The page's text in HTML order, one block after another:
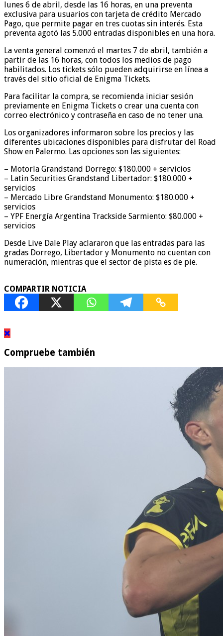
lunes 6 de abril, desde las 16 horas, en una preventa
exclusiva para usuarios con tarjeta de crédito Mercado
Pago, que permite pagar en tres cuotas sin interés. Esta
preventa agotó las 5.000 entradas disponibles en una hora.
La venta general comenzó el martes 7 de abril, también a
partir de las 16 horas, con todos los medios de pago
habilitados. Los tickets sólo pueden adquirirse en línea a
través del sitio oficial de Enigma Tickets.
Para facilitar la compra, se recomienda iniciar sesión
previamente en Enigma Tickets o crear una cuenta con
correo electrónico y contraseña en caso de no tener una.
Los organizadores informaron sobre los precios y las
diferentes ubicaciones disponibles para disfrutar del Road
Show en Palermo. Las opciones son las siguientes:
– Motorla Grandstand Dorrego: $180.000 + servicios
– Latin Securities Grandstand Libertador: $180.000 +
servicios
– Mercado Libre Grandstand Monumento: $180.000 +
servicios
– YPF Energía Argentina Trackside Sarmiento: $80.000 +
servicios
Desde Live Dale Play aclararon que las entradas para las
gradas Dorrego, Libertador y Monumento no cuentan con
numeración, mientras que el sector de pista es de pie.
COMPARTIR NOTICIA
Compruebe también